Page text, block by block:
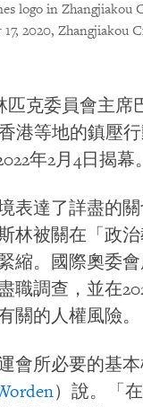
logo in Zhangjiakou
2020, Zhangjiakou
匹克委員會主席
港等地的鎮壓
年2月4日揭幕。
表達了詳盡的
林被關在「政
縮。國際奧委會
職調查，並在
關的人權風險。
會所必要的基
）說。「